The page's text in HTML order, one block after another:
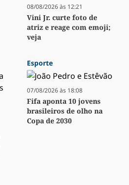
08/08/2026 às 12:21
Vini Jr. curte foto de
atriz e reage com emoji;
veja
Esporte
07/08/2026 às 18:08
Fifa aponta 10 jovens
brasileiros de olho na
Copa de 2030